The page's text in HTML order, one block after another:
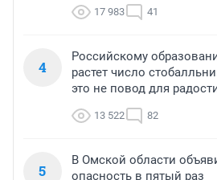
17 983 41
4
Российскому
растет число
это не повод для
13 522 82
5
В Омской области
опасность в пятый раз